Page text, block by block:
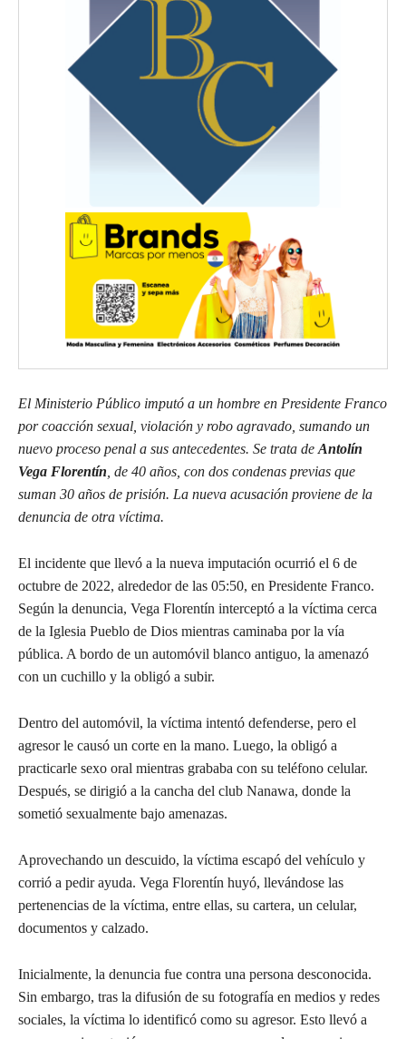
El Ministerio Público imputó a un hombre en Presidente Franco
por coacción sexual, violación y robo agravado, sumando un
nuevo proceso penal a sus antecedentes. Se trata de Antolín
Vega Florentín , de 40 años, con dos condenas previas que
suman 30 años de prisión. La nueva acusación proviene de la
denuncia de otra víctima.
El incidente que llevó a la nueva imputación ocurrió el 6 de
octubre de 2022, alrededor de las 05:50, en Presidente Franco.
Según la denuncia, Vega Florentín interceptó a la víctima cerca
de la Iglesia Pueblo de Dios mientras caminaba por la vía
pública. A bordo de un automóvil blanco antiguo, la amenazó
con un cuchillo y la obligó a subir.
Dentro del automóvil, la víctima intentó defenderse, pero el
agresor le causó un corte en la mano. Luego, la obligó a
practicarle sexo oral mientras grababa con su teléfono celular.
Después, se dirigió a la cancha del club Nanawa, donde la
sometió sexualmente bajo amenazas.
Aprovechando un descuido, la víctima escapó del vehículo y
corrió a pedir ayuda. Vega Florentín huyó, llevándose las
pertenencias de la víctima, entre ellas, su cartera, un celular,
documentos y calzado.
Inicialmente, la denuncia fue contra una persona desconocida.
Sin embargo, tras la difusión de su fotografía en medios y redes
sociales, la víctima lo identificó como su agresor. Esto llevó a